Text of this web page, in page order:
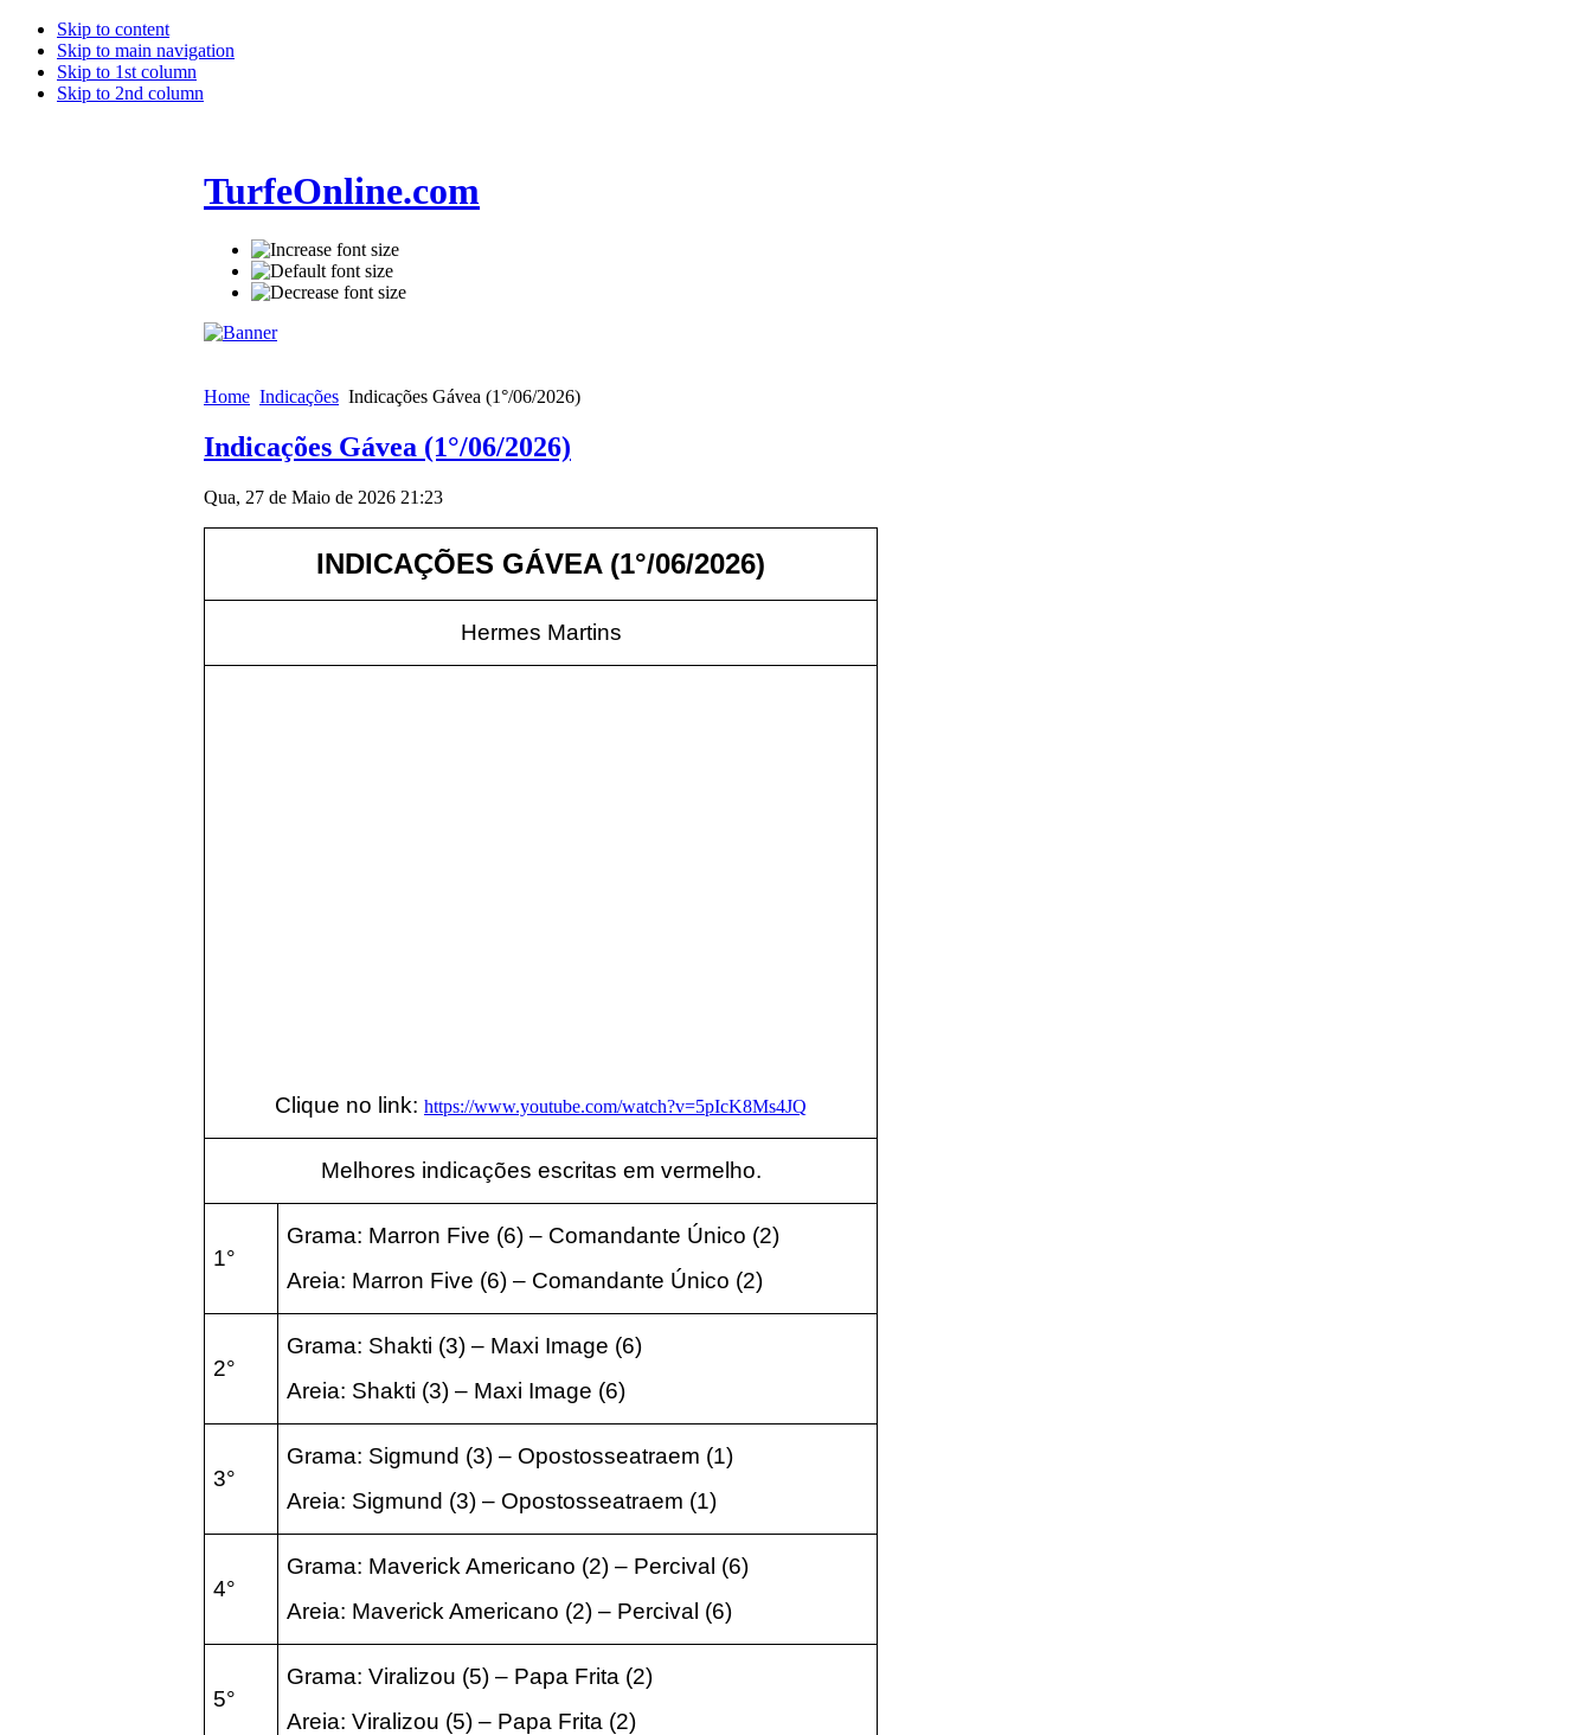
Skip to content
Skip to main navigation
Skip to 1st column
Skip to 2nd column
TurfeOnline.com
Home Indicações Indicações Gávea (1°/06/2026)
Indicações Gávea (1°/06/2026)
Qua, 27 de Maio de 2026 21:23
INDICAÇÕES GÁVEA (1°/06/2026)
Hermes Martins
Clique no link: https://www.youtube.com/watch?v=5pIcK8Ms4JQ
Melhores indicações escritas em vermelho.
1°
Grama: Marron Five (6) – Comandante Único (2)
Areia: Marron Five (6) – Comandante Único (2)
2°
Grama: Shakti (3) – Maxi Image (6)
Areia: Shakti (3) – Maxi Image (6)
3°
Grama: Sigmund (3) – Opostosseatraem (1)
Areia: Sigmund (3) – Opostosseatraem (1)
4°
Grama: Maverick Americano (2) – Percival (6)
Areia: Maverick Americano (2) – Percival (6)
5°
Grama: Viralizou (5) – Papa Frita (2)
Areia:Viralizou (5) – Papa Frita (2)